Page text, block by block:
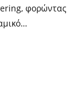
φορώντας